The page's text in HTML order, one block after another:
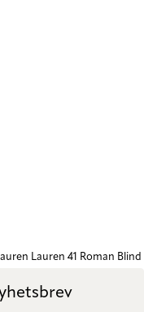
Lauren 41 Roman Blind